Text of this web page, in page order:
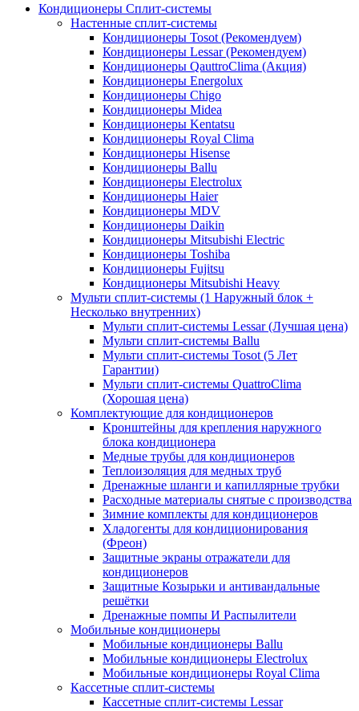
Кондиционеры Сплит-системы
Настенные сплит-системы
Кондиционеры Tosot (Рекомендуем)
Кондиционеры Lessar (Рекомендуем)
Кондиционеры QauttroClima (Акция)
Кондиционеры Energolux
Кондиционеры Chigo
Кондиционеры Midea
Кондиционеры Kentatsu
Кондиционеры Royal Clima
Кондиционеры Hisense
Кондиционеры Ballu
Кондиционеры Electrolux
Кондиционеры Haier
Кондиционеры MDV
Кондиционеры Daikin
Кондиционеры Mitsubishi Electric
Кондиционеры Toshiba
Кондиционеры Fujitsu
Кондиционеры Mitsubishi Heavy
Мульти сплит-системы (1 Наружный блок +
Несколько внутренних)
Мульти сплит-системы Lessar (Лучшая цена)
Мульти сплит-системы Ballu
Мульти сплит-системы Tosot (5 Лет
Гарантии)
Мульти сплит-системы QuattroClima
(Хорошая цена)
Комплектующие для кондиционеров
Кронштейны для крепления наружного
блока кондиционера
Медные трубы для кондиционеров
Теплоизоляция для медных труб
Дренажные шланги и капиллярные трубки
Расходные материалы снятые с производства
Зимние комплекты для кондиционеров
Хладогенты для кондиционирования
(Фреон)
Защитные экраны отражатели для
кондиционеров
Защитные Козырьки и антивандальные
решётки
Дренажные помпы И Распылители
Мобильные кондиционеры
Мобильные кондиционеры Ballu
Мобильные кондиционеры Electrolux
Мобильные кондиционеры Royal Clima
Кассетные сплит-системы
Кассетные сплит-системы Lessar